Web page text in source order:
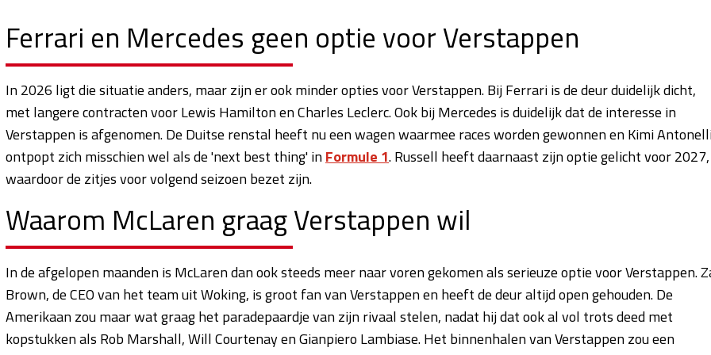
Ferrari en Mercedes geen optie voor Verstappen
In 2026 ligt die situatie anders, maar zijn er ook minder opties voor Verstappen. Bij Ferrari is de deur duidelijk dicht,
met langere contracten voor Lewis Hamilton en Charles Leclerc. Ook bij Mercedes is duidelijk dat de interesse in
Verstappen is afgenomen. De Duitse renstal heeft nu een wagen waarmee races worden gewonnen en Kimi
ontpopt zich misschien wel als de 'next best thing' inFormule 1. Russell heeft daarnaast zijn optie gelicht voor 2027,
waardoor de zitjes voor volgend seizoen bezet zijn.
Waarom McLaren graag Verstappen wil
In de afgelopen maanden is McLaren dan ook steeds meer naar voren gekomen als serieuze optie voor Verstappen.
Brown, de CEO van het team uit Woking, is groot fan van Verstappen en heeft de deur altijd open gehouden. De
Amerikaan zou maar wat graag het paradepaardje van zijn rivaal stelen, nadat hij dat ook al vol trots deed met
kopstukken als Rob Marshall, Will Courtenay en Gianpiero Lambiase. Het binnenhalen van Verstappen zou een